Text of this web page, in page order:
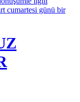
ilgili